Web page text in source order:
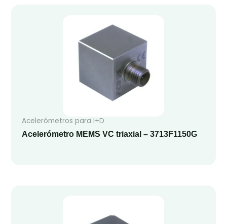
Acelerómetros para I+D
Acelerómetro MEMS VC triaxial – 3713F1150G